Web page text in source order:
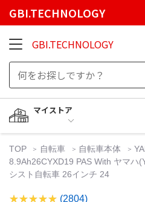
GBI.TECHNOLOGY
GBI.TECHNOLOGY
マイストア
TOP 自転車 自転車本体
8.9Ah26CYXD19 PAS With ヤマハ
シスト自転車 26インチ 24
(2804)